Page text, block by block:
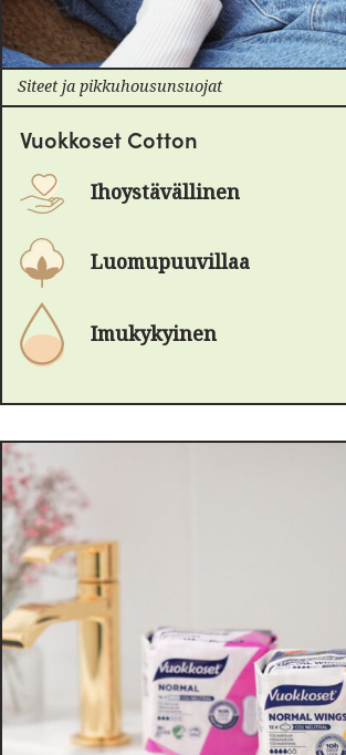
Siteet ja pikkuhousunsuojat
Vuokkoset Cotton
Ihoystävällinen
Luomupuuvillaa
Imukykyinen